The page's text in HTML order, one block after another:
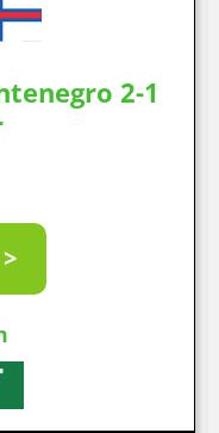
2-1